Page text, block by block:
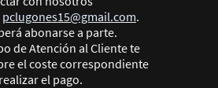
pclugones15@gmail.com.
abonarse a parte.
de Atención al Cliente te
el coste correspondiente
el pago.